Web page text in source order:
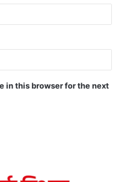
in this browser for the next